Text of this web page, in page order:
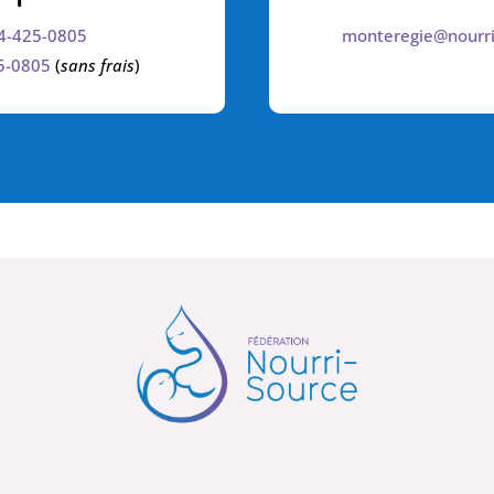
425-0805
0805 (sans frais)